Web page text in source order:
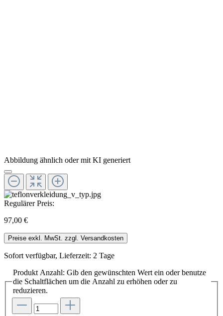
Abbildung ähnlich oder mit KI generiert
Regulärer Preis:
97,00 €
Preise exkl. MwSt. zzgl. Versandkosten
Sofort verfügbar, Lieferzeit: 2 Tage
Produkt Anzahl: Gib den gewünschten Wert ein oder benutze
die Schaltflächen um die Anzahl zu erhöhen oder zu
reduzieren.